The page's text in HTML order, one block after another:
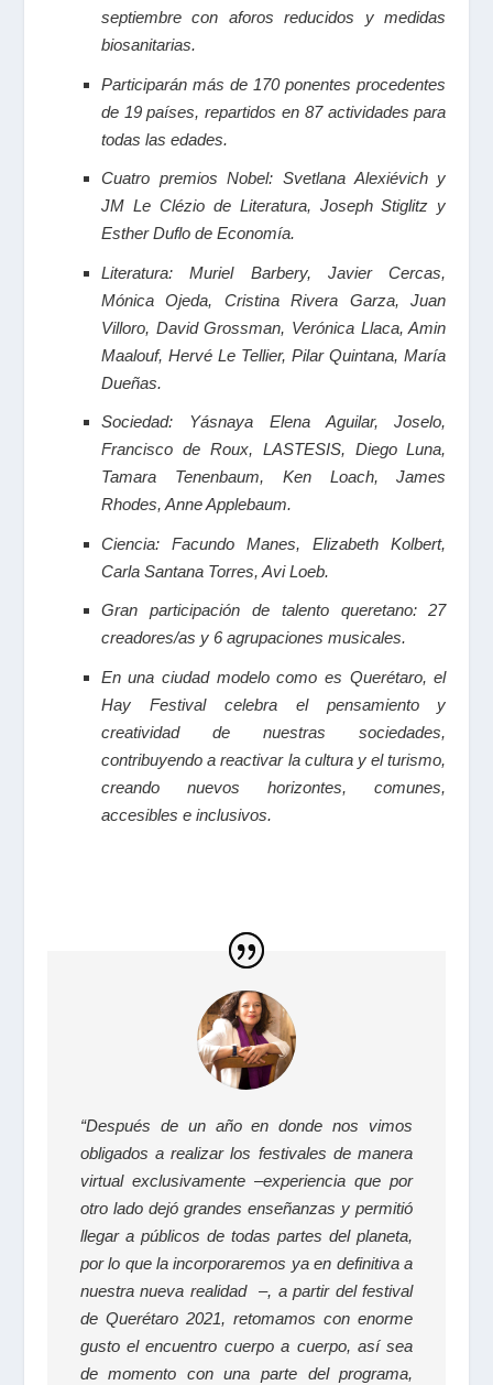
septiembre con aforos reducidos y medidas
biosanitarias.
Participarán más de 170 ponentes procedentes
de 19 países, repartidos en 87 actividades para
todas las edades.
Cuatro premios Nobel: Svetlana Alexiévich y
JM Le Clézio de Literatura, Joseph Stiglitz y
Esther Duflo de Economía.
Literatura: Muriel Barbery, Javier Cercas,
Mónica Ojeda, Cristina Rivera Garza, Juan
Villoro, David Grossman, Verónica Llaca, Amin
Maalouf, Hervé Le Tellier, Pilar Quintana, María
Dueñas.
Sociedad: Yásnaya Elena Aguilar, Joselo,
Francisco de Roux, LASTESIS, Diego Luna,
Tamara Tenenbaum, Ken Loach, James
Rhodes, Anne Applebaum.
Ciencia: Facundo Manes, Elizabeth Kolbert,
Carla Santana Torres, Avi Loeb.
Gran participación de talento queretano: 27
creadores/as y 6 agrupaciones musicales.
En una ciudad modelo como es Querétaro, el
Hay Festival celebra el pensamiento y
creatividad de nuestras sociedades,
contribuyendo a reactivar la cultura y el turismo,
creando nuevos horizontes, comunes,
accesibles e inclusivos.
“Después de un año en donde nos vimos
obligados a realizar los festivales de manera
virtual exclusivamente –experiencia que por
otro lado dejó grandes enseñanzas y permitió
llegar a públicos de todas partes del planeta,
por lo que la incorporaremos ya en definitiva a
nuestra nueva realidad –, a partir del festival
de Querétaro 2021, retomamos con enorme
gusto el encuentro cuerpo a cuerpo, así sea
de momento con una parte del programa,